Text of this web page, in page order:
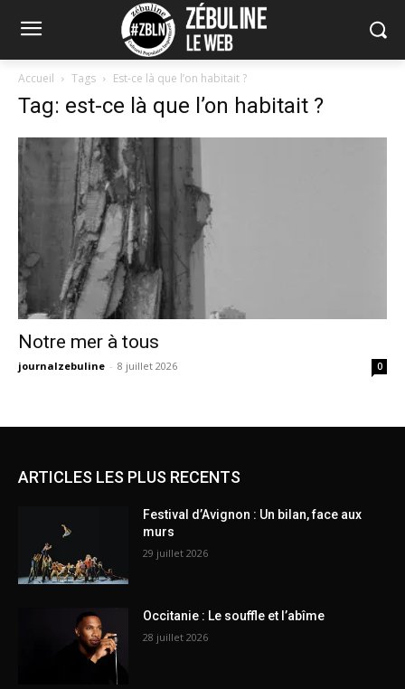
Accueil Tags Est-ce là que l’on habitait ?
Tag: est-ce là que l’on habitait ?
Notre mer à tous
journalzebuline - 8 juillet 2026 0
ARTICLES LES PLUS RECENTS
Festival d’Avignon : Un bilan, face aux
murs
29 juillet 2026
Occitanie : Le souffle et l’abîme
28 juillet 2026